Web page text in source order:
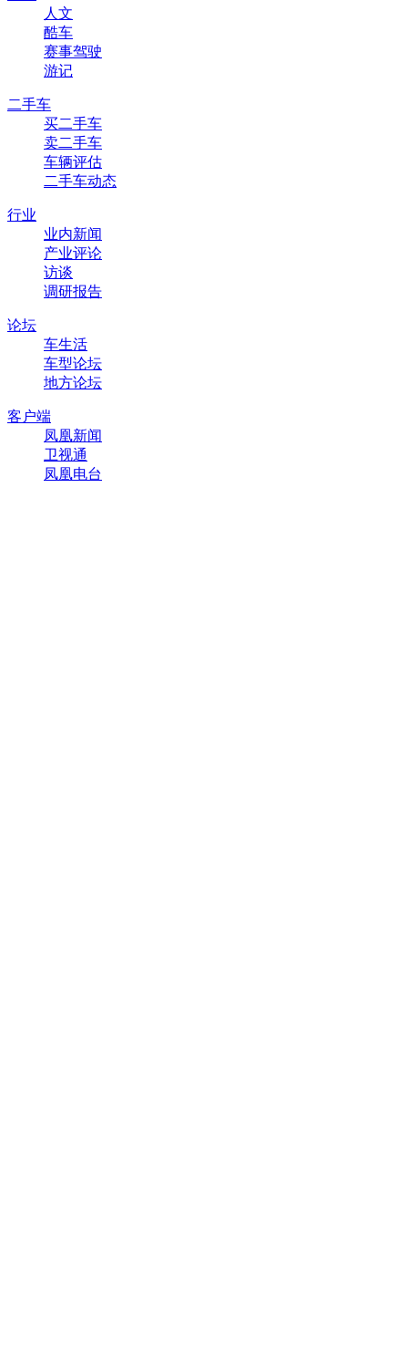
人文
酷车
赛事驾驶
游记
二手车
买二手车
卖二手车
车辆评估
二手车动态
行业
业内新闻
产业评论
访谈
调研报告
论坛
车生活
车型论坛
地方论坛
客户端
凤凰新闻
卫视通
凤凰电台